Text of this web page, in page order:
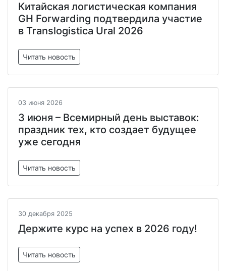
Китайская логистическая компания
GH Forwarding подтвердила участие
в Translogistica Ural 2026
Читать новость
03 июня 2026
3 июня – Всемирный день выставок:
праздник тех, кто создает будущее
уже сегодня
Читать новость
30 декабря 2025
Держите курс на успех в 2026 году!
Читать новость